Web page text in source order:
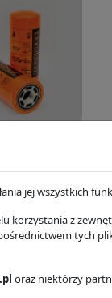
jej wszystkich
korzystania z
tych
oraz niektórzy